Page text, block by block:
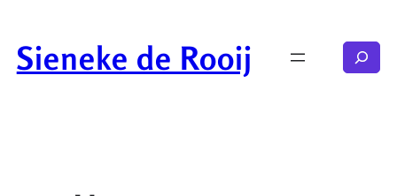
naar
deSieneke de Rooij Zoeken